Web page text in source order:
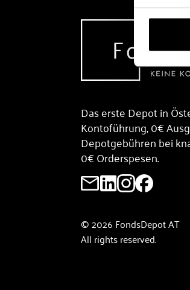
Das erste Depot in
Kontoführung, 0€
Depotgebühren bei
0€ Orderspesen.
© 2026 FondsDepot AT
All rights reserved.